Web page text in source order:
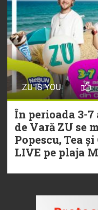
ZU IS YOU
În perioada 3-
de Vară ZU se
Popescu, Tea
LIVE pe plaja